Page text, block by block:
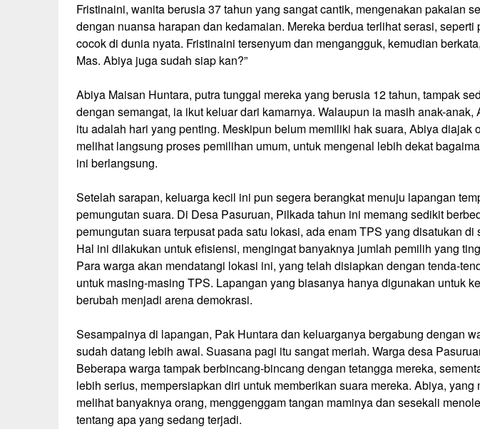
Fristinaini, wanita berusia 37 tahun yang sangat cantik, mengenakan pakaian
dengan nuansa harapan dan kedamaian. Mereka berdua terlihat serasi,
cocok di dunia nyata. Fristinaini tersenyum dan mengangguk, kemudian
Mas. Abiya juga sudah siap kan?”
Abiya Maisan Huntara, putra tunggal mereka yang berusia 12 tahun, tampak
dengan semangat, ia ikut keluar dari kamarnya. Walaupun ia masih anak-anak,
itu adalah hari yang penting. Meskipun belum memiliki hak suara, Abiya diajak
melihat langsung proses pemilihan umum, untuk mengenal lebih dekat
ini berlangsung.
Setelah sarapan, keluarga kecil ini pun segera berangkat menuju lapangan
pemungutan suara. Di Desa Pasuruan, Pilkada tahun ini memang sedikit
pemungutan suara terpusat pada satu lokasi, ada enam TPS yang disatukan di
Hal ini dilakukan untuk efisiensi, mengingat banyaknya jumlah pemilih yang
Para warga akan mendatangi lokasi ini, yang telah disiapkan dengan tenda-
untuk masing-masing TPS. Lapangan yang biasanya hanya digunakan untuk
berubah menjadi arena demokrasi.
Sesampainya di lapangan, Pak Huntara dan keluarganya bergabung dengan
sudah datang lebih awal. Suasana pagi itu sangat meriah. Warga desa
Beberapa warga tampak berbincang-bincang dengan tetangga mereka,
lebih serius, mempersiapkan diri untuk memberikan suara mereka. Abiya, yang
melihat banyaknya orang, menggenggam tangan maminya dan sesekali
tentang apa yang sedang terjadi.